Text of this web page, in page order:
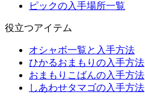
ピックの入手場所一覧
役立つアイテム
オシャボ一覧と入手方法
ひかるおまもりの入手方法
おまもりこばんの入手方法
しあわせタマゴの入手方法